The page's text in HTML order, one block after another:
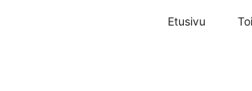
Etusivu